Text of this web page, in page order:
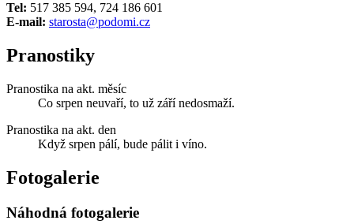
Tel: 517 385 594, 724 186 601
E-mail: starosta@podomi.cz
Pranostiky
Pranostika na akt. měsíc
Co srpen neuvaří, to už září nedosmaží.
Pranostika na akt. den
Když srpen pálí, bude pálit i víno.
Fotogalerie
Náhodná fotogalerie